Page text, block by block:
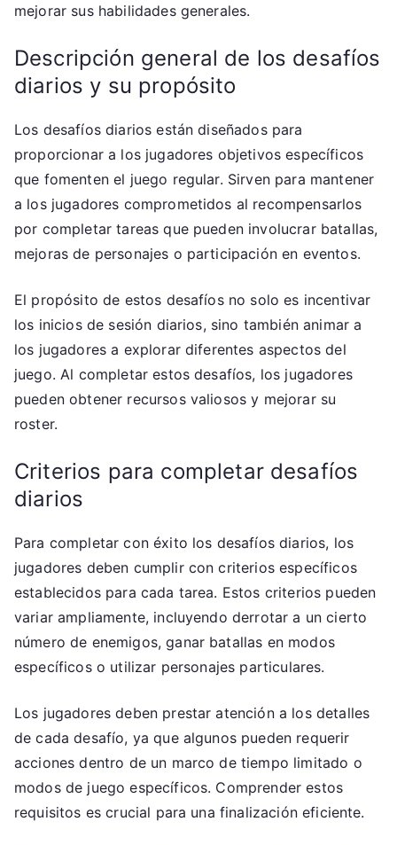
mejorar sus habilidades generales.
Descripción general de los desafíos
diarios y su propósito
Los desafíos diarios están diseñados para
proporcionar a los jugadores objetivos específicos
que fomenten el juego regular. Sirven para mantener
a los jugadores comprometidos al recompensarlos
por completar tareas que pueden involucrar batallas,
mejoras de personajes o participación en eventos.
El propósito de estos desafíos no solo es incentivar
los inicios de sesión diarios, sino también animar a
los jugadores a explorar diferentes aspectos del
juego. Al completar estos desafíos, los jugadores
pueden obtener recursos valiosos y mejorar su
roster.
Criterios para completar desafíos
diarios
Para completar con éxito los desafíos diarios, los
jugadores deben cumplir con criterios específicos
establecidos para cada tarea. Estos criterios pueden
variar ampliamente, incluyendo derrotar a un cierto
número de enemigos, ganar batallas en modos
específicos o utilizar personajes particulares.
Los jugadores deben prestar atención a los detalles
de cada desafío, ya que algunos pueden requerir
acciones dentro de un marco de tiempo limitado o
modos de juego específicos. Comprender estos
requisitos es crucial para una finalización eficiente.